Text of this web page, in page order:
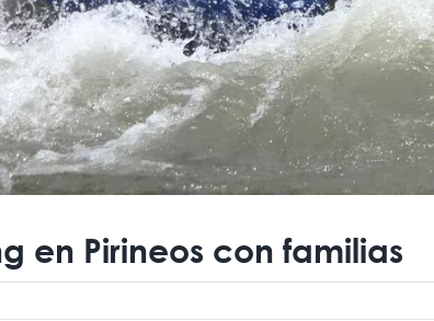
en Pirineos con familias